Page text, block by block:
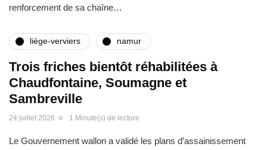
renforcement de sa chaîne…
liège-verviers namur
Trois friches bientôt réhabilitées à
Chaudfontaine, Soumagne et
Sambreville
24 juillet 2026 1 Minute(s) de lecture
Le Gouvernement wallon a validé les plans d’assainissement